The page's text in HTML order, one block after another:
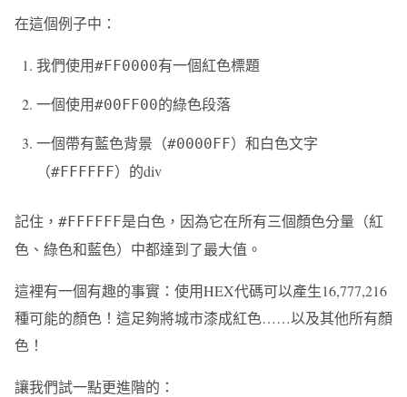
在這個例子中：
我們使用#FF0000有一個紅色標題
一個使用#00FF00的綠色段落
一個帶有藍色背景（#0000FF）和白色文字
（#FFFFFF）的div
記住， #FFFFFF是白色，因為它在所有三個顏色分量（紅
色、綠色和藍色）中都達到了最大值。
這裡有一個有趣的事實：使用HEX代碼可以產生16,777,216
種可能的顏色！這足夠將城市漆成紅色……以及其他所有顏
色！
讓我們試一點更進階的：